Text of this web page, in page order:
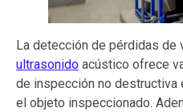
La detección de pérdidas de
ultrasonido acústico ofrece
de inspección no destructiva
el objeto inspeccionado.